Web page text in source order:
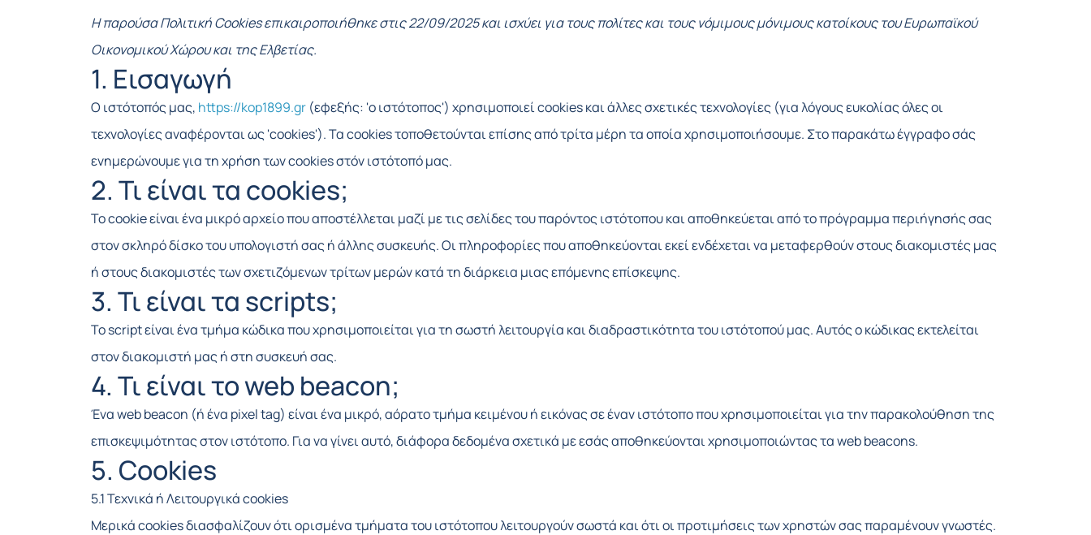
Η παρούσα Πολιτική Cookies επικαιροποιήθηκε στις 22/09/2025 και ισχύει για τους πολίτες και τους νόμιμους μόνιμους κατοίκους του Ευρωπαϊκού
Οικονομικού Χώρου και της Ελβετίας.
1. Εισαγωγή
Ο ιστότοπός μας, https://kop1899.gr (εφεξής: 'ο ιστότοπος') χρησιμοποιεί cookies και άλλες σχετικές τεχνολογίες (για λόγους ευκολίας όλες οι
τεχνολογίες αναφέρονται ως 'cookies'). Τα cookies τοποθετούνται επίσης από τρίτα μέρη τα οποία χρησιμοποιήσουμε. Στο παρακάτω έγγραφο σάς
ενημερώνουμε για τη χρήση των cookies στόν ιστότοπό μας.
2. Τι είναι τα cookies;
Το cookie είναι ένα μικρό αρχείο που αποστέλλεται μαζί με τις σελίδες του παρόντος ιστότοπου και αποθηκεύεται από το πρόγραμμα περιήγησής σας
στον σκληρό δίσκο του υπολογιστή σας ή άλλης συσκευής. Οι πληροφορίες που αποθηκεύονται εκεί ενδέχεται να μεταφερθούν στους διακομιστές μας
ή στους διακομιστές των σχετιζόμενων τρίτων μερών κατά τη διάρκεια μιας επόμενης επίσκεψης.
3. Τι είναι τα scripts;
Το script είναι ένα τμήμα κώδικα που χρησιμοποιείται για τη σωστή λειτουργία και διαδραστικότητα του ιστότοπού μας. Αυτός ο κώδικας εκτελείται
στον διακομιστή μας ή στη συσκευή σας.
4. Τι είναι το web beacon;
Ένα web beacon (ή ένα pixel tag) είναι ένα μικρό, αόρατο τμήμα κειμένου ή εικόνας σε έναν ιστότοπο που χρησιμοποιείται για την παρακολούθηση της
επισκεψιμότητας στον ιστότοπο. Για να γίνει αυτό, διάφορα δεδομένα σχετικά με εσάς αποθηκεύονται χρησιμοποιώντας τα web beacons.
5. Cookies
5.1 Τεχνικά ή Λειτουργικά cookies
Μερικά cookies διασφαλίζουν ότι ορισμένα τμήματα του ιστότοπου λειτουργούν σωστά και ότι οι προτιμήσεις των χρηστών σας παραμένουν γνωστές.